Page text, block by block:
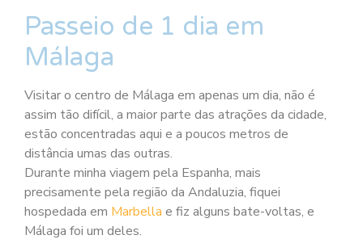
Passeio de 1 dia em
Málaga
Visitar o centro de Málaga em apenas um dia, não é
assim tão difícil, a maior parte das atrações da cidade,
estão concentradas aqui e a poucos metros de
distância umas das outras.
Durante minha viagem pela Espanha, mais
precisamente pela região da Andaluzia, fiquei
hospedada em Marbella e fiz alguns bate-voltas, e
Málaga foi um deles.